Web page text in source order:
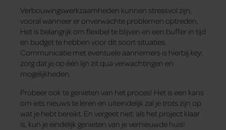
Verbouwingswerkzaamheden kunnen stressvol zijn,
vooral wanneer er onverwachte problemen optreden.
Het is belangrijk om flexibel te blijven en een buffer in tijd
en budget te hebben voor dit soort situaties.
Communicatie met eventuele aannemers is hierbij key:
zorg dat je op één lijn zit qua verwachtingen en
mogelijkheden.
Probeer ook te genieten van het proces! Het is een kans
om iets nieuws te leren en uiteindelijk zal je trots zijn op
wat je hebt bereikt. En vergeet niet: als het project klaar
is, kun je eindelijk genieten van je vernieuwde huis!